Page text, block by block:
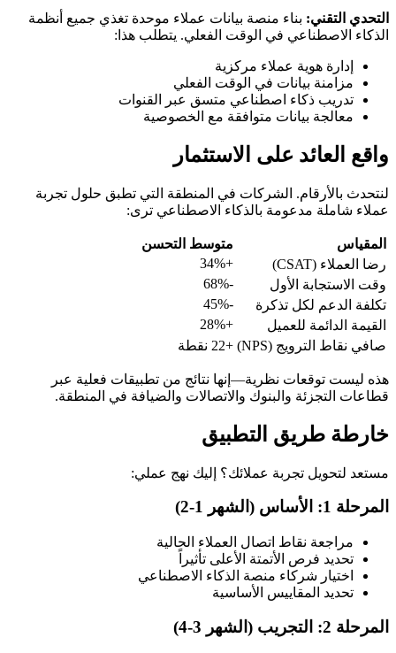
التحدي التقني:بناء منصة بيانات عملاء موحدة تغذي جميع أنظمة
الذكاء الاصطناعي في الوقت الفعلي. يتطلب هذا:
إدارة هوية عملاء مركزية
مزامنة بيانات في الوقت الفعلي
تدريب ذكاء اصطناعي متسق عبر القنوات
معالجة بيانات متوافقة مع الخصوصية
واقع العائد على الاستثمار
لنتحدث بالأرقام. الشركات في المنطقة التي تطبق حلول تجربة
عملاء شاملة مدعومة بالذكاء الاصطناعي ترى:
المقياس
متوسط التحسن
رضا العملاء (CSAT)
+34%
وقت الاستجابة الأول
تكلفة الدعم لكل تذكرة
القيمة الدائمة للعميل
+28%
صافي نقاط الترويج (NPS)
+22 نقطة
هذه ليست توقعات نظرية—إنها نتائج من تطبيقات فعلية عبر
قطاعات التجزئة والبنوك والاتصالات والضيافة في المنطقة.
خارطة طريق التطبيق
مستعد لتحويل تجربة عملائك؟ إليك نهج عملي:
المرحلة 1: الأساس (الشهر 1-2)
مراجعة نقاط اتصال العملاء الحالية
تحديد فرص الأتمتة الأعلى تأثيراً
اختيار شركاء منصة الذكاء الاصطناعي
تحديد المقاييس الأساسية
المرحلة 2: التجريب (الشهر 3-4)